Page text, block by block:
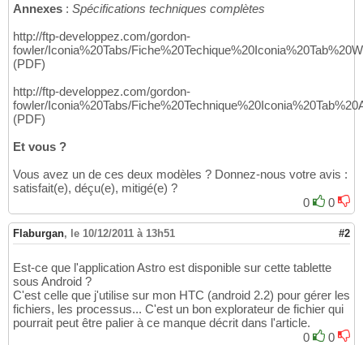
Annexes : Spécifications techniques complètes
http://ftp-developpez.com/gordon-
fowler/Iconia%20Tabs/
(PDF)
http://ftp-developpez.com/gordon-
fowler/Iconia%20Tabs/
(PDF)
Et vous ?
Vous avez un de ces deux modèles ? Donnez-nous votre avis :
satisfait(e), déçu(e), mitigé(e) ?
0
0
Flaburgan, le 10/12/2011 à 13h51 #2
Est-ce que l'application Astro est disponible sur cette tablette
sous Android ?
C'est celle que j'utilise sur mon HTC (android 2.2) pour gérer les
fichiers, les processus... C'est un bon explorateur de fichier qui
pourrait peut être palier à ce manque décrit dans l'article.
0
0